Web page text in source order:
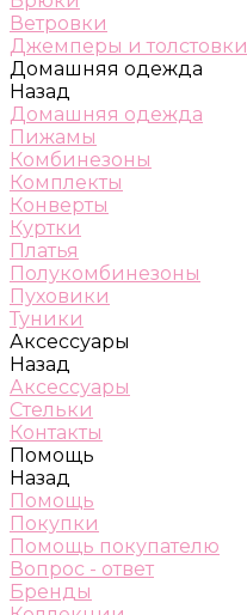
Ветровки
Джемперы и толстовки
Домашняя одежда
Назад
Домашняя одежда
Пижамы
Комбинезоны
Комплекты
Конверты
Куртки
Платья
Полукомбинезоны
Пуховики
Туники
Аксессуары
Назад
Аксессуары
Стельки
Контакты
Помощь
Назад
Помощь
Покупки
Помощь покупателю
Вопрос - ответ
Бренды